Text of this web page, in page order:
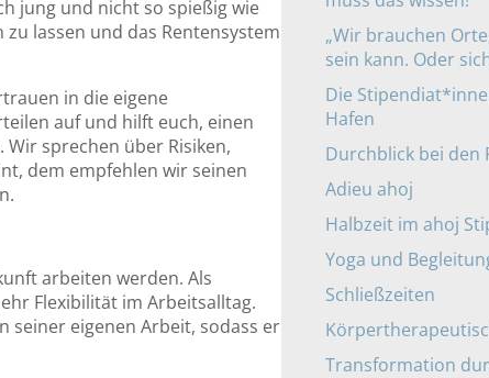
jung und nicht so spießig wie
lassen und das Rentensystem
in die eigene
auf und hilft euch, einen
sprechen über Risiken,
dem empfehlen wir seinen
arbeiten werden. Als
Flexibilität im Arbeitsalltag.
seiner eigenen Arbeit, sodass er
„Wir brauchen
sein kann. Oder
Die
Hafen
Durchblick bei den
Adieu ahoj
Halbzeit im ahoj
Yoga und
Schließzeiten
Transformation